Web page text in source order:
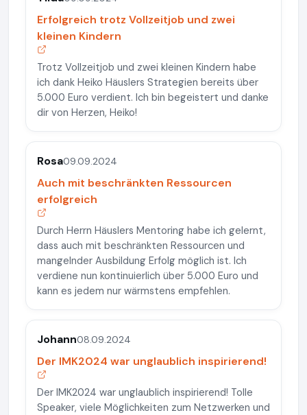
Erfolgreich trotz Vollzeitjob und zwei
kleinen Kindern
Trotz Vollzeitjob und zwei kleinen Kindern habe
ich dank Heiko Häuslers Strategien bereits über
5.000 Euro verdient. Ich bin begeistert und danke
dir von Herzen, Heiko!
Rosa09.09.2024
Auch mit beschränkten Ressourcen
erfolgreich
Durch Herrn Häuslers Mentoring habe ich gelernt,
dass auch mit beschränkten Ressourcen und
mangelnder Ausbildung Erfolg möglich ist. Ich
verdiene nun kontinuierlich über 5.000 Euro und
kann es jedem nur wärmstens empfehlen.
Johann08.09.2024
Der IMK2024 war unglaublich inspirierend!
Der IMK2024 war unglaublich inspirierend! Tolle
Speaker, viele Möglichkeiten zum Netzwerken und